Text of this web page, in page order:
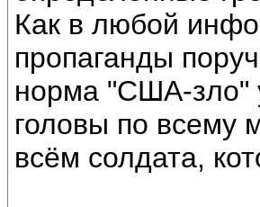
Как в любой
пропаганды
норма "США-зло"
головы по всему
всём солдата,